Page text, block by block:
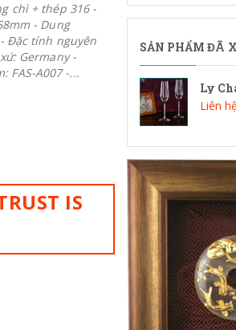
chì + thép 316 -
- Dung
Đặc tính nguyên
Germany -
FAS-A007 -...
IS
SẢN PHẨM ĐÃ
Ly
Liên